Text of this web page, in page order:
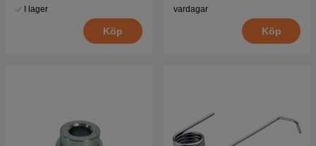
I lager
Köp
vardagar
Köp